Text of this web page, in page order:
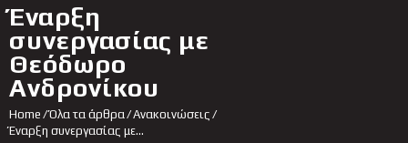
Έναρξη
συνεργασίας με
Θεόδωρο
Ανδρονίκου
Home Όλα τα άρθρα
Ανακοινώσεις
Έναρξη συνεργασίας με...
ΟΜΑΔΑ
ΑΚΑΔΗΜΙΕΣ
ΣΩΜΑΤΕΙΟ
e-Shop